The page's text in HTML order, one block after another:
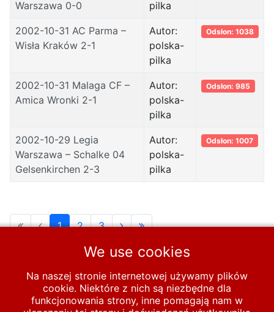
Warszawa 0-0
pilka
2002-10-31 AC Parma –
Wisła Kraków 2-1
Autor:
polska-
pilka
Odsłon: 1038
2002-10-31 Malaga CF –
Amica Wronki 2-1
Autor:
polska-
pilka
Odsłon: 985
2002-10-29 Legia
Warszawa – Schalke 04
Gelsenkirchen 2-3
Autor:
polska-
pilka
Odsłon: 1007
1 2 3
Start
PUCHARY
We use cookies
Na naszej stronie internetowej używamy plików
cookie. Niektóre z nich są niezbędne dla
funkcjonowania strony, inne pomagają nam w